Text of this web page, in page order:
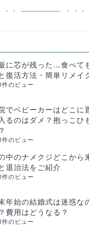
に芯が残った…食べて
復活方法・簡単リメイ
のビュー
でベビーカーはどこに
るのはダメ？抱っこひ
件のビュー
中のナメクジどこから
退治法をご紹介
件のビュー
年始の結婚式は迷惑な
費用はどうなる？
件のビュー